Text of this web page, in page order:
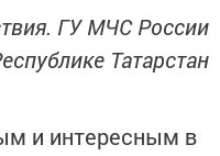
ГУ МЧС России
Татарстан
и интересным в